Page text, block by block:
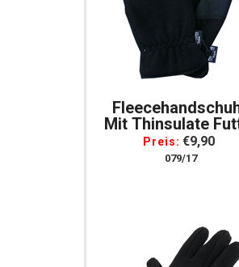
Mit Thinsulate
Preis: €9,90
079/17